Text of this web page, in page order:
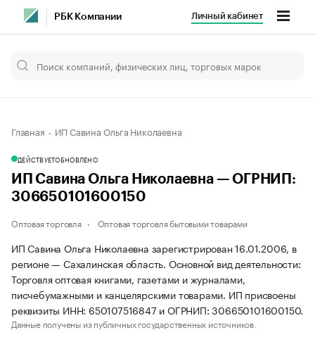
РБК Компании Личный кабинет
Главная ИП Савина Ольга Николаевна
ДЕЙСТВУЕТОБНОВЛЕНО
ИП Савина Ольга Николаевна — ОГРНИП:
306650101600150
Оптовая торговля Оптовая торговля бытовыми товарами
ИП Савина Ольга Николаевна зарегистрирован 16.01.2006, в
регионе — Сахалинская область. Основной вид деятельности:
Торговля оптовая книгами, газетами и журналами,
писчебумажными и канцелярскими товарами. ИП присвоены
реквизиты ИНН: 650107516847 и ОГРНИП: 306650101600150.
Данные получены из публичных государственных источников.